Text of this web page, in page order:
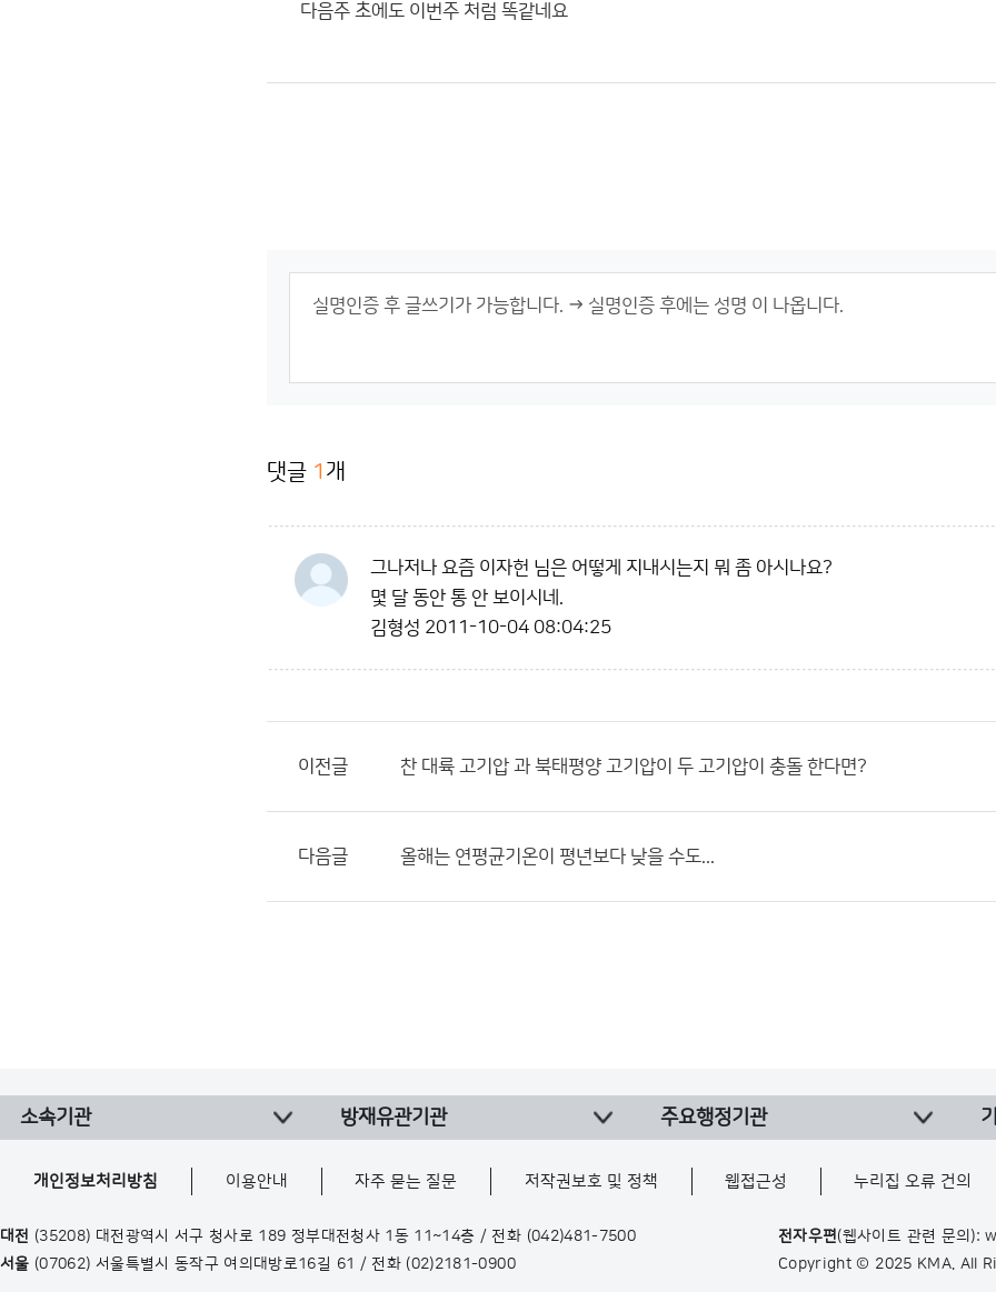
다음주 초에도 이번주 처럼 똑같네요
댓글 1 개
그나저나 요즘 이자헌 님은 어떻게 지내시는지 뭐 좀 아시나요?
몇 달 동안 통 안 보이시네.
김형성 2011-10-04 08:04:25
이전글 찬 대륙 고기압 과 북태평양 고기압이 두 고기압이 충돌 한다면?
다음글 올해는 연평균기온이 평년보다 낮을 수도...
소속기관 방재유관기관 주요행정기관
개인정보처리방침 이용안내 자주 묻는 질문 저작권보호 및 정책 웹접근성 누리집 오류 건의
대전 (35208) 대전광역시 서구 청사로 189 정부대전청사 1동 11~14층 / 전화 (042)481-7500
서울 (07062) 서울특별시 동작구 여의대방로16길 61 / 전화 (02)2181-0900
전자우편(웹사이트 관련 문의
Copyright © 2025 KMA. All